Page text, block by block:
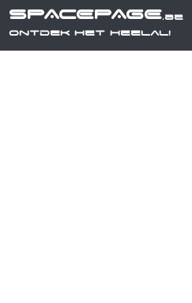
SPACEPAGE.be
Ontdek het heelal!